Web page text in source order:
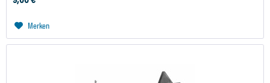
Merken